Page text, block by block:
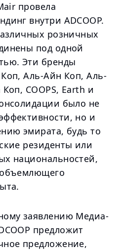
провела
внутри ADCOOP.
розничных
под одной
Эти бренды
Аль-Айн Коп, Аль-
COOPS, Earth и
было не
но и
эмирата, будь то
резиденты или
национальностей,
заявлению Медиа-
предложит
предложение,